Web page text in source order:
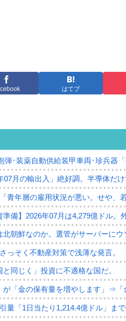
はてブ
弾･装薬自動供給装甲車両･珍兵器「
07月の輸出入」絶好調。半導体だ
青年層の雇用状況が悪い。せや、
準備】2026年07月は4,279億ドル。
朝鮮なのか。選管がサーバーにウ
っそく不動産対策で浅薄な発言。
同じく」投資に不適格な国だ。
が「金の保有量を増やします」⇒
量「1日当たり1,214.4億ドル」ま